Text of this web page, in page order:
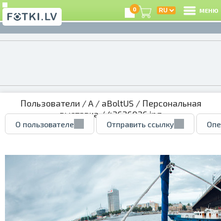
0 МЕНЮ
Пользователи /A/ aBoltUS / Персональная
выставка/ 43626026.jpg
О пользователе Отправить ссылку